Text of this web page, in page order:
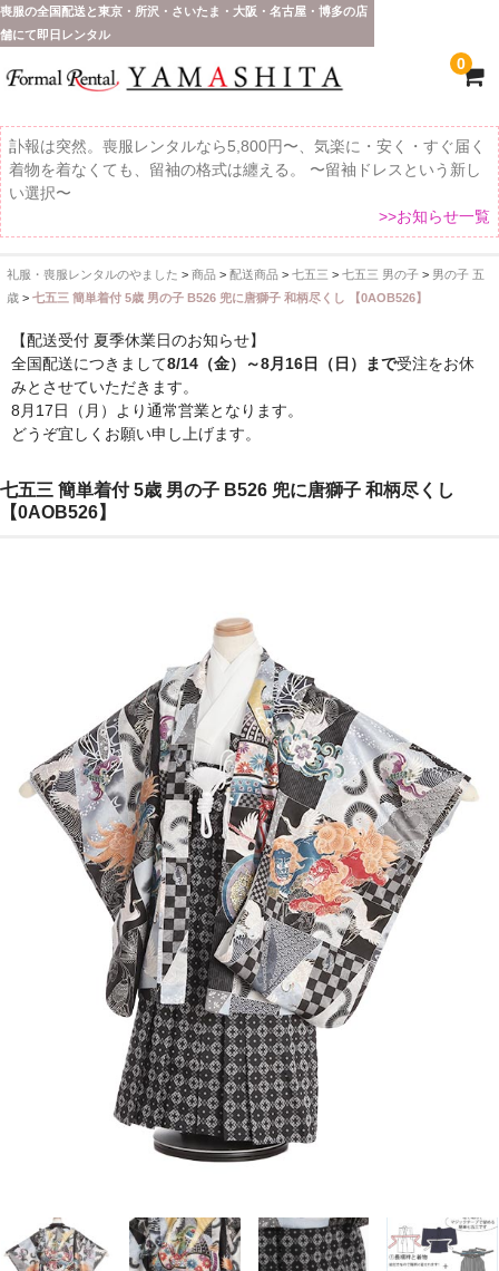
喪服の全国配送と東京・所沢・さいたま・大阪・名古屋・博多の店
舗にて即日レンタル
0
訃報は突然。喪服レンタルなら5,800円〜、気楽に・安く・すぐ届く
着物を着なくても、留袖の格式は纏える。 〜留袖ドレスという新し
い選択〜
>>お知らせ一覧
ホーム
全 国 配 送
受取り場所が選べます
東京即日バイク便
ご注文の流れ
礼服・喪服レンタルのやました > 商品> 配送商品> 七五三 > 七五三 男の子 > 男の子 五
歳> 七五三 簡単着付 5歳 男の子 B526 兜に唐獅子 和柄尽くし 【0AOB526】
【配送受付 夏季休業日のお知らせ】
全国配送につきまして8/14（金）～8月16日（日）まで受注をお休
みとさせていただきます。
8月17日（月）より通常営業となります。
どうぞ宜しくお願い申し上げます。
七五三 簡単着付 5歳 男の子 B526 兜に唐獅子 和柄尽くし
【0AOB526】